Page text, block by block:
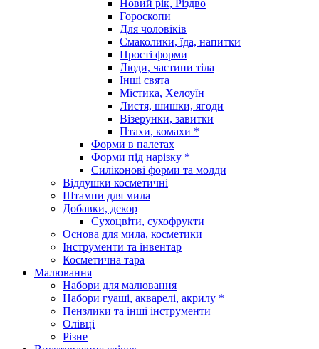
Новий рік, Різдво
Гороскопи
Для чоловіків
Смаколики, їда, напитки
Прості форми
Люди, частини тіла
Інші свята
Містика, Хелоуїн
Листя, шишки, ягоди
Візерунки, завитки
Птахи, комахи *
Форми в палетах
Форми під нарізку *
Силіконові форми та молди
Віддушки косметичні
Штампи для мила
Добавки, декор
Сухоцвіти, сухофрукти
Основа для мила, косметики
Інструменти та інвентар
Косметична тара
Малювання
Набори для малювання
Набори гуаші, акварелі, акрилу *
Пензлики та інші інструменти
Олівці
Різне